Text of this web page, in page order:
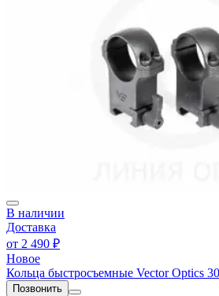
В наличии
Доставка
от 2 490 ₽
Новое
Кольца быстросъемные Vector Optics
Позвонить